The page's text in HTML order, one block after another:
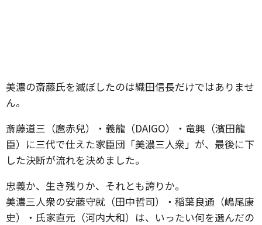
美濃の斎藤氏を滅ぼしたのは織田信長だけではありませ
ん。
斎藤道三（麿赤兒）・義龍（DAIGO）・竜興（濱田龍
臣）に三代で仕えた家臣団「美濃三人衆」が、最後に下
した決断が流れを決めました。
忠義か、生き残りか、それとも誇りか。
美濃三人衆の安藤守就（田中哲司）・稲葉良通（嶋尾康
史）・氏家直元（河内大和）は、いったい何を選んだの